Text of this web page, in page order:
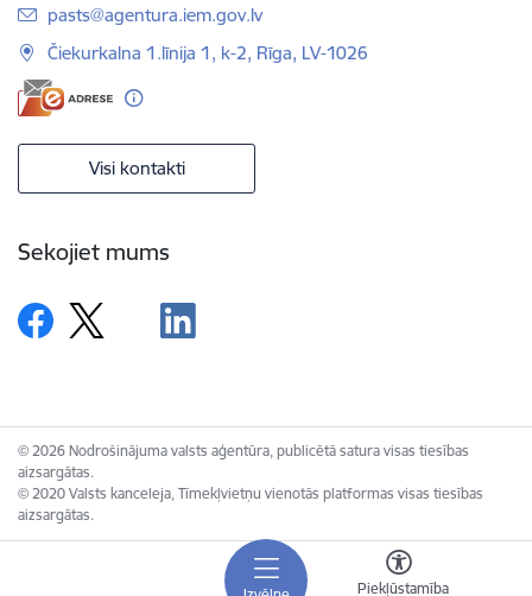
Piekļūstamība
E-pasts:
pasts@agentura.iem.gov.lv
Čiekurkalna 1.līnija 1, k-2, Rīga, LV-1026
Visi kontakti
Sekojiet mums
© 2026 Nodrošinājuma valsts aģentūra, publicētā satura visas tiesības
aizsargātas.
© 2020 Valsts kanceleja, Tīmekļvietņu vienotās platformas visas tiesības
aizsargātas.